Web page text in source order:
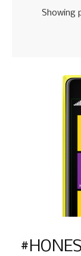
Showing